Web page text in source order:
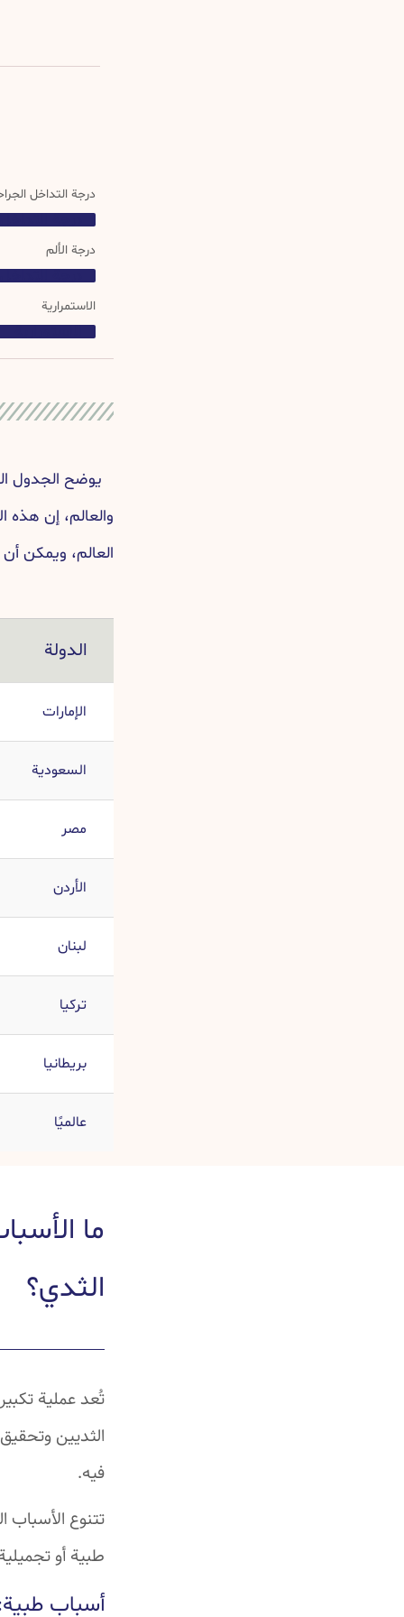
درجة التداخل
درجة
درجة الألم
درجة
الاستمرارية
الاستمرارية
يوضح الجدول
والعالم، إن
العالم، ويمكن
الدولة
الإمارات
السعودية
مصر
الأردن
لبنان
تركيا
بريطانيا
عالميًا
ما
الثدي؟
تُعد عملية
الثديين
فيه.
تتنوع
طبية أو
أسباب